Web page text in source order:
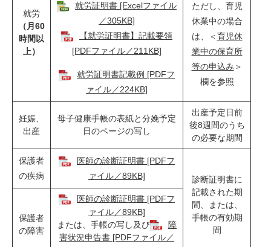
就労
（月60
時間以
上）
就労証明書 [Excelファイル
／305KB]
【就労証明書】記載要領
[PDFファイル／211KB]
就労証明書記載例 [PDFフ
ァイル／224KB]
ただし、育児
休業中の場合
は、＜育児休
業中の保育所
等の申込み ＞
欄を参照
妊娠、
出産
母子健康手帳の表紙と分娩予定
日のページの写し
出産予定日前
後8週間のうち
の必要な期間
保護者
の疾病
医師の診断証明書 [PDFフ
ァイル／89KB]
診断証明書に
記載された期
間、または、
手帳の有効期
間
保護者
の障害
医師の診断証明書 [PDFフ
ァイル／89KB]
または、手帳の写し及び
障
害状況申告書 [PDFファイル／